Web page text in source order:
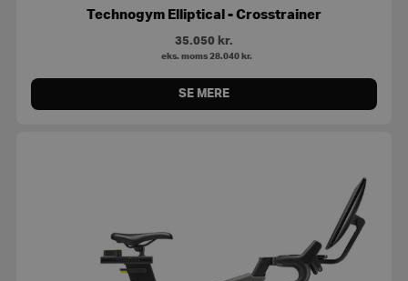
Technogym Elliptical - Crosstrainer
35.050 kr.
eks. moms 28.040 kr.
SE MERE